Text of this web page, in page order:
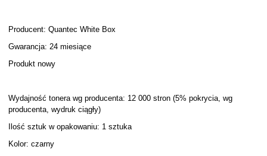
Producent: Quantec White Box
Gwarancja: 24 miesiące
Produkt nowy
Wydajność tonera wg producenta: 12 000 stron (5% pokrycia, wg
producenta, wydruk ciągły)
Ilość sztuk w opakowaniu: 1 sztuka
Kolor: czarny